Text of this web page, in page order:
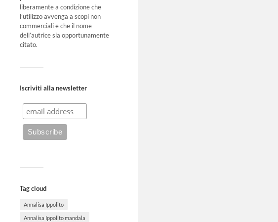
liberamente a condizione che
l’utilizzo avvenga a scopi non
commerciali e che il nome
dell’autrice sia opportunamente
citato.
Iscriviti alla newsletter
Tag cloud
Annalisa Ippolito
Annalisa Ippolito mandala